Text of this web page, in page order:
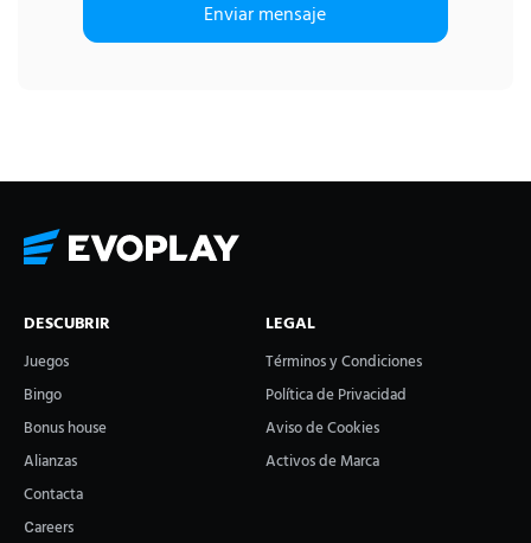
DESCUBRIR
Juegos
Bingo
Bonus house
Alianzas
Contacta
Сareers
LEGAL
Términos y Condiciones
Política de Privacidad
Aviso de Cookies
Activos de Marca